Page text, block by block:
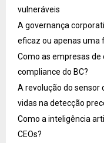
vulneráveis
A governança
eficaz ou apenas uma
Como as empresas
compliance do BC?
A revolução do sensor
vidas na detecção
Como a inteligência
CEOs?